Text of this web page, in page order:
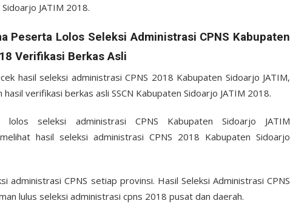
JATIM 2018.
Peserta Lolos Seleksi Administrasi CPNS Kabupaten
Verifikasi Berkas Asli
hasil seleksi administrasi CPNS 2018 Kabupaten Sidoarjo JATIM,
verifikasi berkas asli SSCN Kabupaten Sidoarjo JATIM 2018.
seleksi administrasi CPNS Kabupaten Sidoarjo JATIM
hasil seleksi administrasi CPNS 2018 Kabupaten Sidoarjo
administrasi CPNS setiap provinsi. Hasil Seleksi Administrasi CPNS
lulus seleksi administrasi cpns 2018 pusat dan daerah.